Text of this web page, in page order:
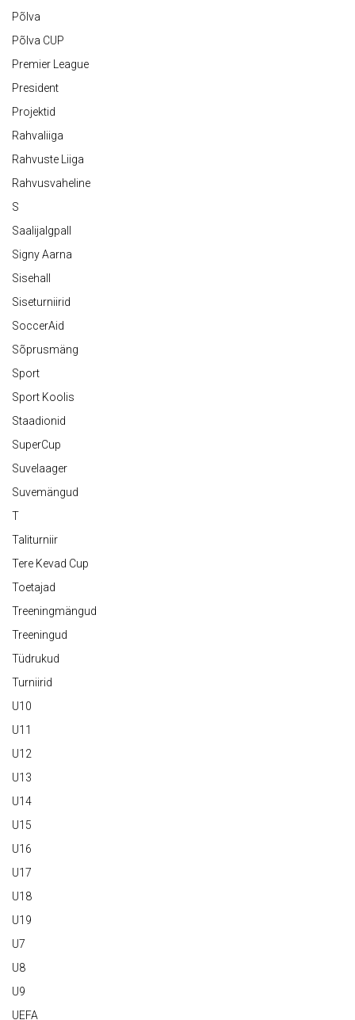
Põlva
Põlva CUP
Premier League
President
Projektid
Rahvaliiga
Rahvuste Liiga
Rahvusvaheline
S
Saalijalgpall
Signy Aarna
Sisehall
Siseturniirid
SoccerAid
Sõprusmäng
Sport
Sport Koolis
Staadionid
SuperCup
Suvelaager
Suvemängud
T
Taliturniir
Tere Kevad Cup
Toetajad
Treeningmängud
Treeningud
Tüdrukud
Turniirid
U10
U11
U12
U13
U14
U15
U16
U17
U18
U19
U7
U8
U9
UEFA